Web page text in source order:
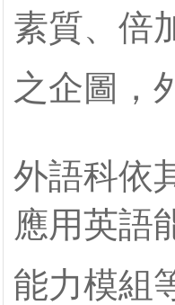
素質、倍
之企圖，
外語科依
應用英語
能力模組